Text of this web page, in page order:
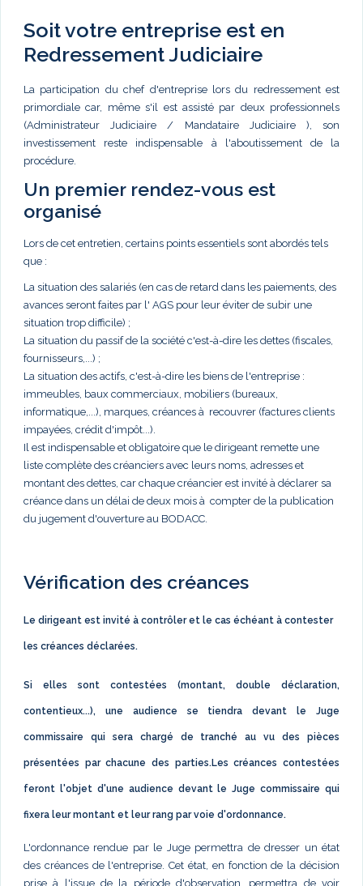
Soit votre entreprise est en
Redressement Judiciaire
La participation du chef d'entreprise lors du redressement est
primordiale car, même s'il est assisté par deux professionnels
(Administrateur Judiciaire / Mandataire Judiciaire ), son
investissement reste indispensable à l'aboutissement de la
procédure.
Un premier rendez-vous est
organisé
Lors de cet entretien, certains points essentiels sont abordés tels
que :
La situation des salariés (en cas de retard dans les paiements, des
avances seront faites par l' AGS pour leur éviter de subir une
situation trop difficile) ;
La situation du passif de la société c'est-à-dire les dettes (fiscales,
fournisseurs,...) ;
La situation des actifs, c'est-à-dire les biens de l'entreprise :
immeubles, baux commerciaux, mobiliers (bureaux,
informatique,...), marques, créances à recouvrer (factures clients
impayées, crédit d'impôt...).
Il est indispensable et obligatoire que le dirigeant remette une
liste complète des créanciers avec leurs noms, adresses et
montant des dettes, car chaque créancier est invité à déclarer sa
créance dans un délai de deux mois à compter de la publication
du jugement d'ouverture au BODACC.
Vérification des créances
Le dirigeant est invité à contrôler et le cas échéant à contester
les créances déclarées.
Si elles sont contestées (montant, double déclaration,
contentieux...), une audience se tiendra devant le Juge
commissaire qui sera chargé de tranché au vu des pièces
présentées par chacune des parties.Les créances contestées
feront l'objet d'une audience devant le Juge commissaire qui
fixera leur montant et leur rang par voie d'ordonnance.
L'ordonnance rendue par le Juge permettra de dresser un état
des créances de l'entreprise. Cet état, en fonction de la décision
prise à l'issue de la période d'observation, permettra de voir